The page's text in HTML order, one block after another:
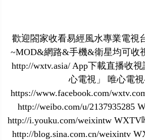
歡迎閤家收看易經風水專業電視
~MOD&網路&手機&衛星均可收
http://wxtv.asia/ App下載直播收
心電視」 唯心電
https://www.facebook.com/
http://weibo.com/u/2137935285
http://i.youku.com/weixintw
http://blog.sina.com.cn/weixintv